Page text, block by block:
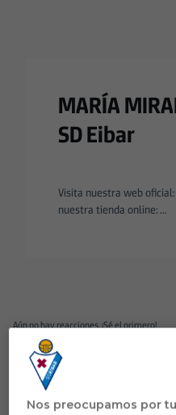
MARÍA
SD Eibar
Visita nuestra web
nuestra tienda online: ...
Aún no hay reacciones. ¡Sé el primero!
Nos preocupamos por